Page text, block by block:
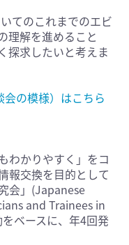
てのこれまでのエビ
理解を進めること
探求したいと考えま
の模様）はこちら
わかりやすく」をコ
報交換を目的として
会」(Japanese
and Trainees in
ベースに、年4回発